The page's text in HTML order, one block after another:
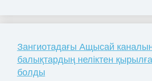
Зангиотадағы Ащысай
балықтардың неліктен
болды